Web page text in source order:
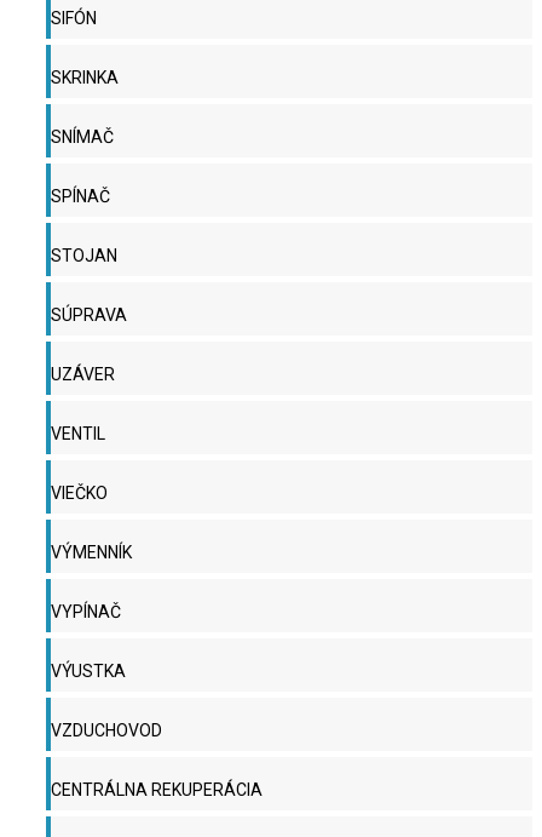
SIFÓN
SKRINKA
SNÍMAČ
SPÍNAČ
STOJAN
SÚPRAVA
UZÁVER
VENTIL
VIEČKO
VÝMENNÍK
VYPÍNAČ
VÝUSTKA
VZDUCHOVOD
CENTRÁLNA REKUPERÁCIA